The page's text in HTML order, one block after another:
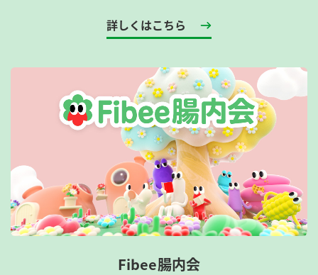
詳しくはこちら
Fibee腸内会